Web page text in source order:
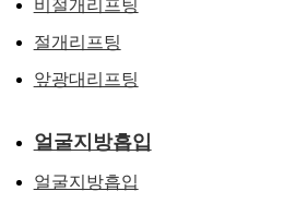
비절개리프팅
절개리프팅
앞광대리프팅
얼굴지방흡입
얼굴지방흡입